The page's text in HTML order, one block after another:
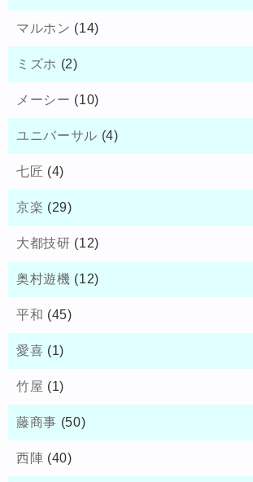
マルホン (14)
ミズホ (2)
メーシー (10)
ユニバーサル (4)
七匠 (4)
京楽 (29)
大都技研 (12)
奥村遊機 (12)
平和 (45)
愛喜 (1)
竹屋 (1)
藤商事 (50)
西陣 (40)